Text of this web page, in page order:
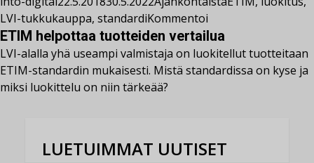
LVI-tukkukauppa, standardiKommentoi
ETIM helpottaa tuotteiden vertailua
LVI-alalla yhä useampi valmistaja on luokitellut tuotteitaan
ETIM-standardin mukaisesti. Mistä standardissa on kyse ja
miksi luokittelu on niin tärkeää?
LUETUIMMAT UUTISET